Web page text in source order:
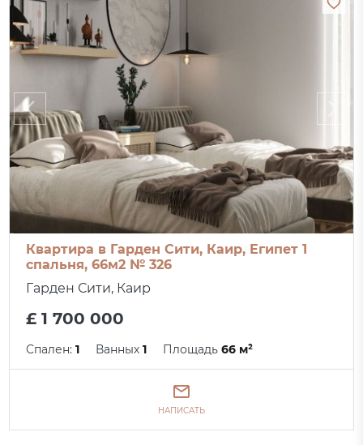
Квартира в Гарден Сити, Каир, Египет 1
спальня, 66м2 № 326
Гарден Сити, Каир
£ 1 700 000
Спален:1 Ванных1 Площадь66 м²
НАПИСАТЬ